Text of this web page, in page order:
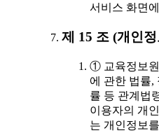
서비스 화면
제 15 조 (개인
① 교육정보
에 관한 법률,
률 등 관계법
이용자의 개
는 개인정보